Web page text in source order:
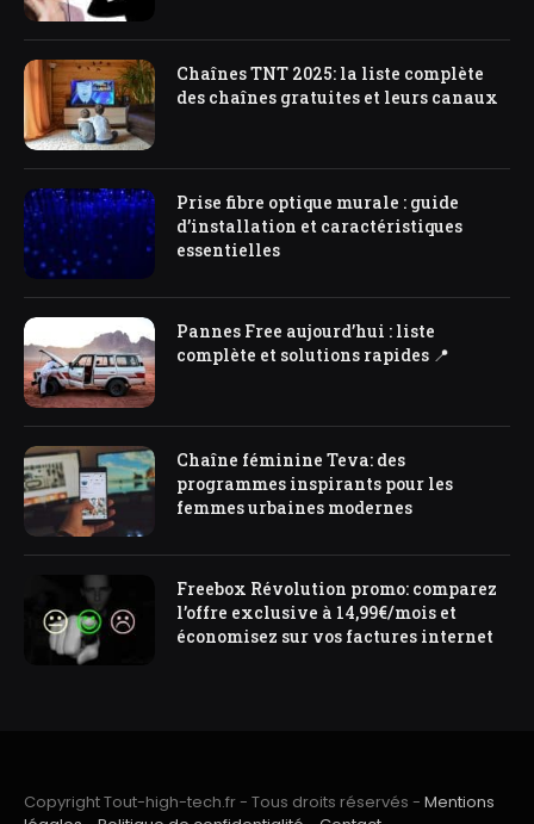
Chaînes TNT 2025: la liste complète
des chaînes gratuites et leurs canaux
Prise fibre optique murale : guide
d’installation et caractéristiques
essentielles
Pannes Free aujourd’hui : liste
complète et solutions rapides 📍
Chaîne féminine Teva: des
programmes inspirants pour les
femmes urbaines modernes
Freebox Révolution promo: comparez
l’offre exclusive à 14,99€/mois et
économisez sur vos factures internet
Copyright Tout-high-tech.fr - Tous droits réservés - Mentions